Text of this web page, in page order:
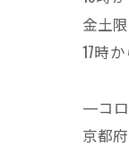
金土
17時
—コロ
京都